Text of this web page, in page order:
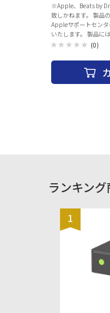
※Apple、Beats by
致しかねます。 製品
Appleサポートセン
いたします。 製品に
際には、納品書（購
イン 電話番号：0120-27753-5 タイプ
チ 対応OS：iOS 搭
(スクエア) ケースサ
音声アシスタント：
通知機能：○ メール
縦：44mmx横：
ラー：スターライト
(0)
ランキング
1